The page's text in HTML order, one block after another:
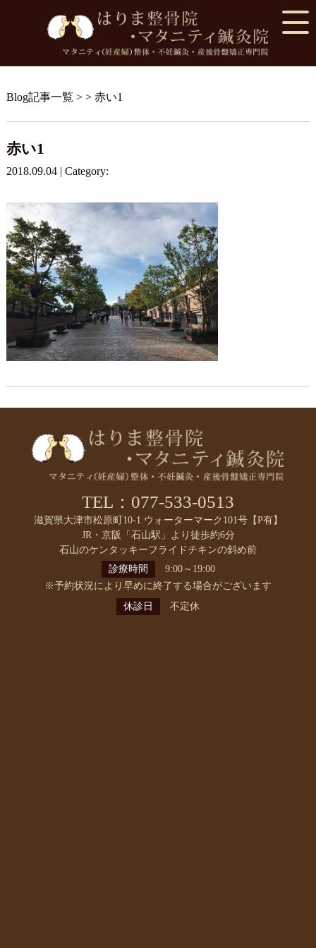
Blog記事一覧 > > 赤い1
赤い1
2018.09.04 | Category:
TEL：077-533-0513
滋賀県大津市松原町10-1 ウォーターマーク101号【P有】
JR・京阪「石山駅」より徒歩約6分
石山のケンタッキーフライドチキンの斜め前
診療時間
9:00～19:00
※予約状況により早めに終了する場合がございます
休診日
不定休